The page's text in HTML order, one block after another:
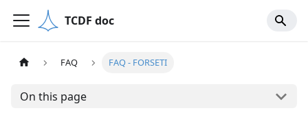
TCDF doc
FAQ FAQ - FORSETI
On this page